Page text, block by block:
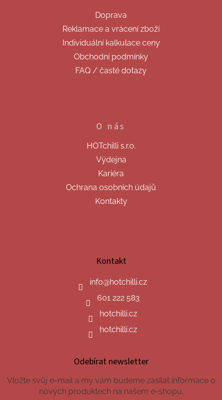
Doprava
Reklamace a vrácení zboží
Individuální kalkulace ceny
Obchodní podmínky
FAQ / časté dotazy
O nás
HOTchilli s.r.o.
Výdejna
Kariéra
Ochrana osobních údajů
Kontakty
Kontakt
info@hotchilli.cz
601 222 583
hotchilli.cz
hotchilli.cz
Odebírat newsletter
Vložte svůj e-mail a my vám budeme zasílat informace o
nových produktech na našem e-shopu.